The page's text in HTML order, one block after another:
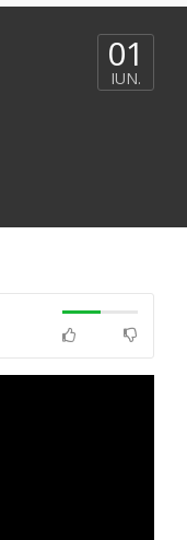
01
IUN.